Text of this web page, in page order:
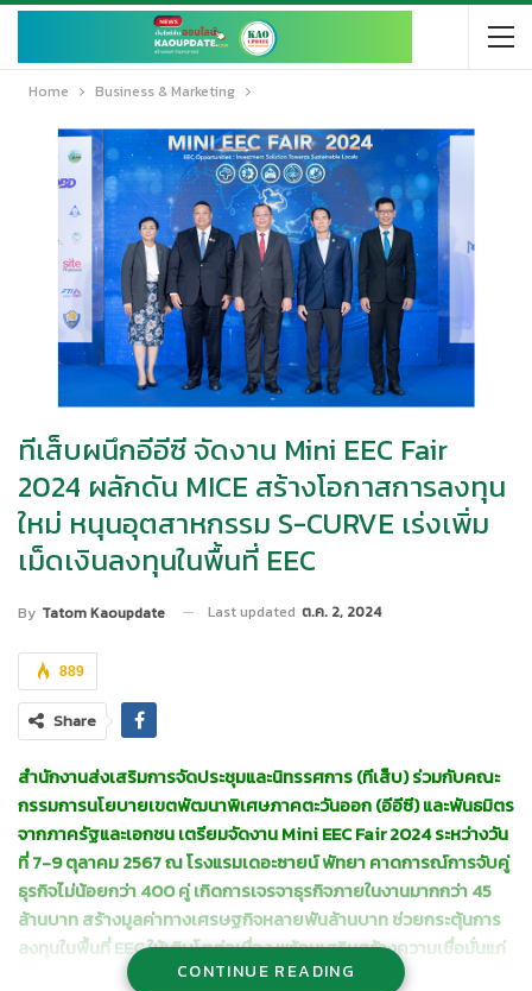
Home Business & Marketing
ทีเส็บผนึกอีอีซี จัดงาน Mini EEC Fair
2024 ผลักดัน MICE สร้างโอกาสการลงทุน
ใหม่ หนุนอุตสาหกรรม S-CURVE เร่งเพิ่ม
เม็ดเงินลงทุนในพื้นที่ EEC
By Tatom Kaoupdate Last updated ต.ค. 2, 2024
889
Share
สำนักงานส่งเสริมการจัดประชุมและนิทรรศการ (ทีเส็บ) ร่วมกับคณะ
กรรมการนโยบายเขตพัฒนาพิเศษภาคตะวันออก (อีอีซี) และพันธมิตร
จากภาครัฐและเอกชน เตรียมจัดงานMini EEC Fair 2024 ระหว่างวัน
ที่ 7-9 ตุลาคม 2567 ณ โรงแรมเดอะซายน์ พัทยา คาดการณ์การจับคู่
ธุรกิจไม่น้อยกว่า 400 คู่ เกิดการเจรจาธุรกิจภายในงานมากกว่า 45
ล้านบาท สร้างมูลค่าทางเศรษฐกิจหลายพันล้านบาท ช่วยกระตุ้นการ
ลงทุนในพื้นที่ EEC ให้เติบโตต่อเนื่อง พร้อมเสริมสร้างความเชื่อมั่นแก่
นักลงทุนในอุตสาหกรรมอนาคตCONTINUE READING